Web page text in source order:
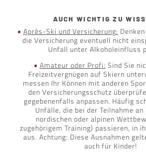
AUCH WICHTIG ZU
Après-Ski und Versicherung:
die Versicherung eventuell nicht
Unfall unter Alkoholeinfluss
Amateur oder Profi: Sind Sie
Freizeitvergnügen auf Skiern
messen Ihr Können mit anderen
den Versicherungsschutz
gegebenenfalls anpassen. Häufig
Unfälle, die bei der Teilnahme
nordischen oder alpinen
zugehörigem Training) passieren, in
aus. Achtung: Diese Ausnahmen
auch für Kinder!